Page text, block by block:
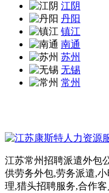
江阴
丹阳
镇江
南通
苏州
无锡
常州
江苏常州招聘派遣外包
供劳务外包,劳务派遣,
理,猎头招聘服务,合作